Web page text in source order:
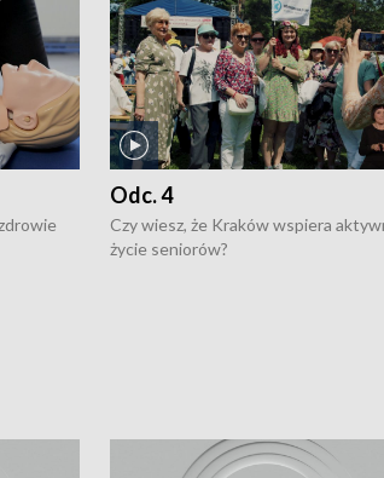
Odc. 4
Czy wiesz, że Kraków wspiera
życie seniorów?